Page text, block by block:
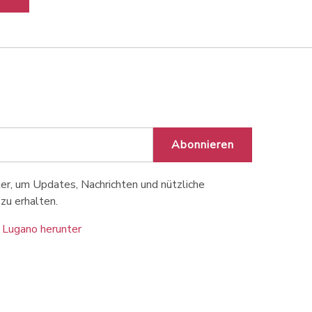
Abonnieren
um Updates, Nachrichten und nützliche
erhalten.
herunter